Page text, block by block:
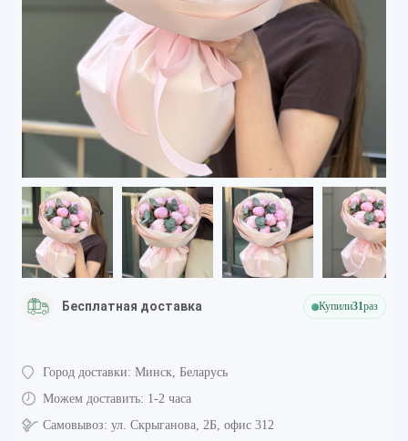
Бесплатная доставка Купили31раз
Город доставки: Минск, Беларусь
Можем доставить: 1-2 часа
Самовывоз: ул. Скрыганова, 2Б, офис 312